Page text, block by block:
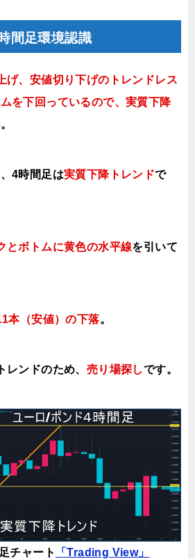
間足環境認識
げ、安値切り下げのトレンドレス
を下回っているので、実質下降
。
、4時間足は実質下降トレンドで
とボトムに黄色の水平線を引いて
本（安値）の下落。
ンドのため、 売り場探しです。
チャート 「Trading View」